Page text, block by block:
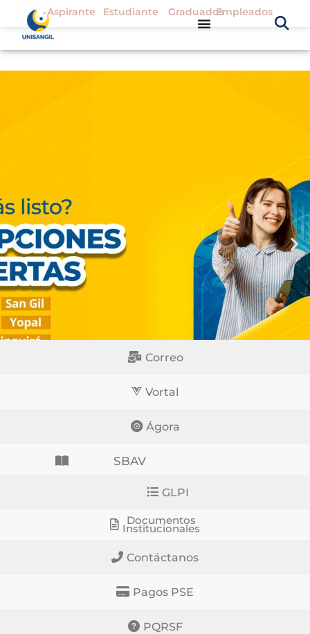
Aspirante Estudiante GraduadosEmpleados
Correo
Vortal
Ágora
SBAV
GLPI
Documentos
Institucionales
Contáctanos
Pagos PSE
PQRSF